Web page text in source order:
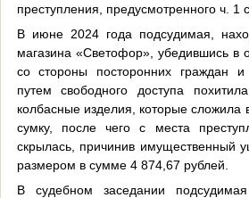
преступления, предусмотренного ч. 1
В июне 2024 года подсудимая,
магазина «Светофор», убедившись в
со стороны посторонних граждан и
путем свободного доступа
колбасные изделия, которые сложила
сумку, после чего с места
скрылась, причинив имущественный
размером в сумме 4 874,67 рублей.
В судебном заседании